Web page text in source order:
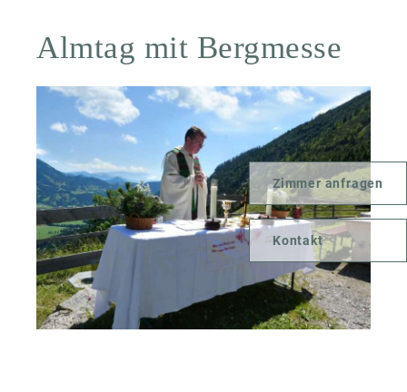
Almtag mit Bergmesse
Zimmer anfragen
Kontakt